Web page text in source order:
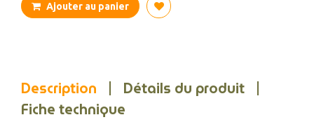
Ajouter au panier
Description
Détails du produit
Fiche technique